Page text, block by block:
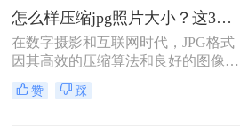
法。
怎么样压缩jpg照片大小？这3种图片压缩方法一定要会！
在数字摄影和互联网时代，JPG格式
因其高效的压缩算法和良好的图像质
量而广受欢迎。然而，有时JPG照片
的大小可能过大，不便于分享、上传
赞 踩